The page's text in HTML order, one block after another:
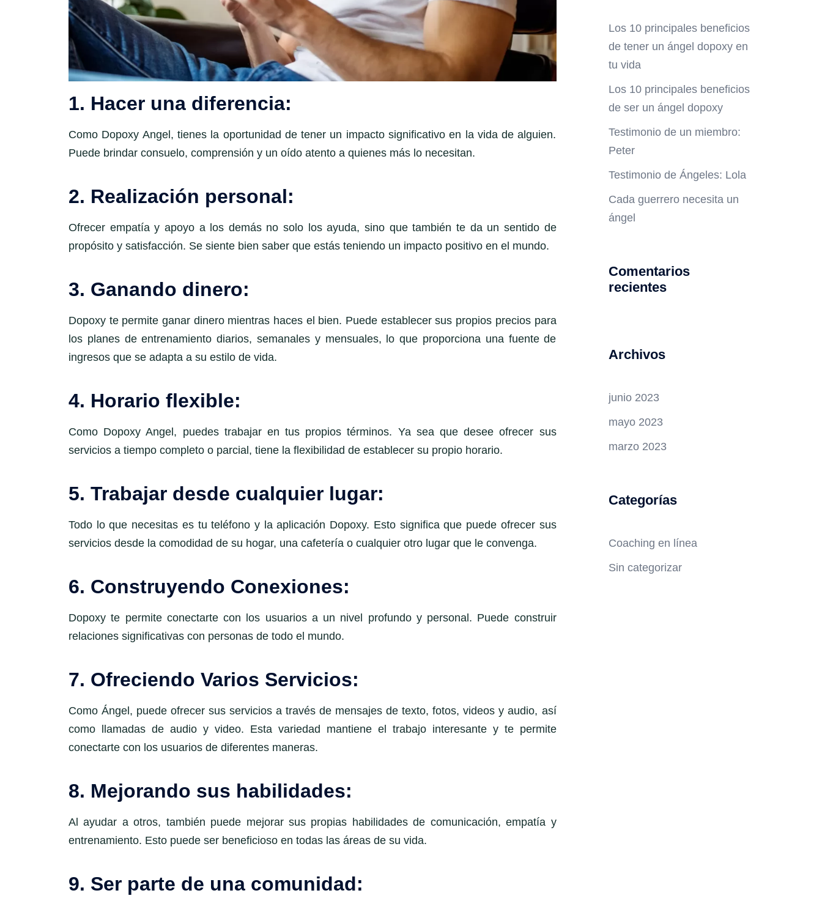
1. Hacer una diferencia:
Como Dopoxy Angel, tienes la oportunidad de tener un impacto significativo en la vida de alguien.
Puede brindar consuelo, comprensión y un oído atento a quienes más lo necesitan.
2. Realización personal:
Ofrecer empatía y apoyo a los demás no solo los ayuda, sino que también te da un sentido de
propósito y satisfacción. Se siente bien saber que estás teniendo un impacto positivo en el mundo.
3. Ganando dinero:
Dopoxy te permite ganar dinero mientras haces el bien. Puede establecer sus propios precios para
los planes de entrenamiento diarios, semanales y mensuales, lo que proporciona una fuente de
ingresos que se adapta a su estilo de vida.
4. Horario flexible:
Como Dopoxy Angel, puedes trabajar en tus propios términos. Ya sea que desee ofrecer sus
servicios a tiempo completo o parcial, tiene la flexibilidad de establecer su propio horario.
5. Trabajar desde cualquier lugar:
Todo lo que necesitas es tu teléfono y la aplicación Dopoxy. Esto significa que puede ofrecer sus
servicios desde la comodidad de su hogar, una cafetería o cualquier otro lugar que le convenga.
6. Construyendo Conexiones:
Dopoxy te permite conectarte con los usuarios a un nivel profundo y personal. Puede construir
relaciones significativas con personas de todo el mundo.
7. Ofreciendo Varios Servicios:
Como Ángel, puede ofrecer sus servicios a través de mensajes de texto, fotos, videos y audio, así
como llamadas de audio y video. Esta variedad mantiene el trabajo interesante y te permite
conectarte con los usuarios de diferentes maneras.
8. Mejorando sus habilidades:
Al ayudar a otros, también puede mejorar sus propias habilidades de comunicación, empatía y
entrenamiento. Esto puede ser beneficioso en todas las áreas de su vida.
9. Ser parte de una comunidad:
Los 10 principales beneficios
de tener un ángel dopoxy en
tu vida
Los 10 principales beneficios
de ser un ángel dopoxy
Testimonio de un miembro:
Peter
Testimonio de Ángeles: Lola
Cada guerrero necesita un
ángel
Comentarios
recientes
Archivos
junio 2023
mayo 2023
marzo 2023
Categorías
Coaching en línea
Sin categorizar